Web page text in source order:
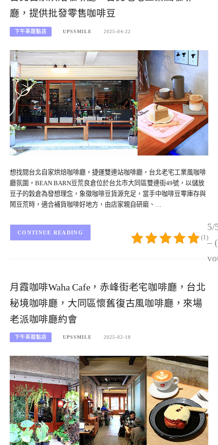
廳，提供批發零售咖啡豆
下午茶甜點店 UPSSMILE 2025-04-22
想找間台北自家烘焙咖啡廳，捷運雙連站咖啡廳，台北老宅工業風咖啡
廳氛圍，BEAN BARN豆荒良倉位於台北市大同區雙連街49號，以儲放
豆子的穀倉為發想理念，象徵咖啡豆貨源充足，當手中咖啡豆零庫存與
鬧豆荒時，適合補貨咖啡好地方，由店家親自研磨、…
5/
–
(1)
CONTINUE READING
月霞咖啡Waha Cafe，赤峰街老宅咖啡廳，台北
秘境咖啡廳，大同區懷舊復古風咖啡廳，來場
老派咖啡廳約會
下午茶甜點店 UPSSMILE 2025-02-18